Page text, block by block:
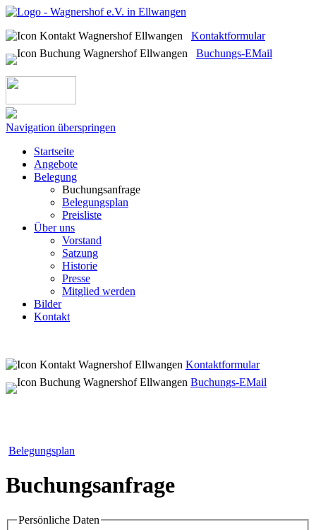
Kontaktformular
Buchungs-EMail
Navigation überspringen
Startseite
Angebote
Belegung
Buchungsanfrage
Belegungsplan
Preisliste
Über uns
Vorstand
Satzung
Historie
Presse
Mitglied werden
Bilder
Kontakt
Kontaktformular
Buchungs-EMail
Belegungsplan
Buchungsanfrage
Persönliche Daten